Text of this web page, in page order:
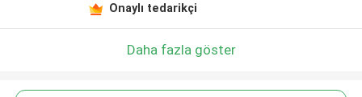
Onaylı tedarikçi
Daha fazla göster